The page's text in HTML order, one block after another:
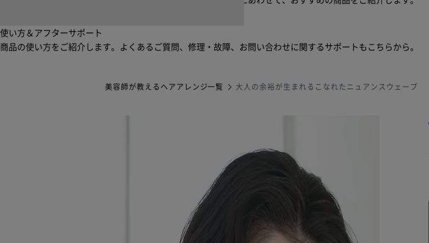
使い方＆アフターサポート
商品の使い方をご紹介します。よくあるご質問、修理・故障、お問い合わせに関するサポートもこちらから。
美容師が教えるヘアアレンジ一覧 大人の余裕が生まれるこなれたニュアンスウェーブ